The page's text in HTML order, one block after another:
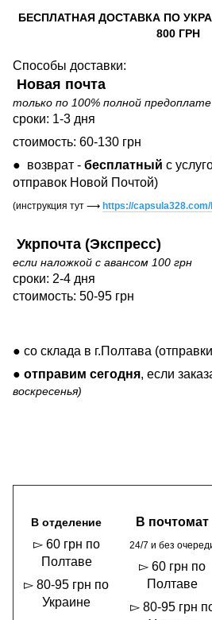
БЕСПЛАТНАЯ ДОСТАВКА ПО
800 ГРН
Способы доставки:
Новая почта
только по 100% полной предоплате
сроки: 1-3 дня
стоимость: 60-130 грн
● возврат - бесплатный с
отправок Новой Почтой)
(инструкция тут ⟶ https://
Укрпочта (Экспресс)
если наложкой с авансом 100 грн
сроки: 2-4 дня
стоимость: 50-95 грн
● со склада в г.Полтава
● отправим сегодня, если
воскресенья)
В отделение
▻ 60 грн по
Полтаве
▻ 80-95 грн по
Украине
В почтомат
24/7 и без
▻ 60 грн по
Полтаве
▻ 80-95 грн